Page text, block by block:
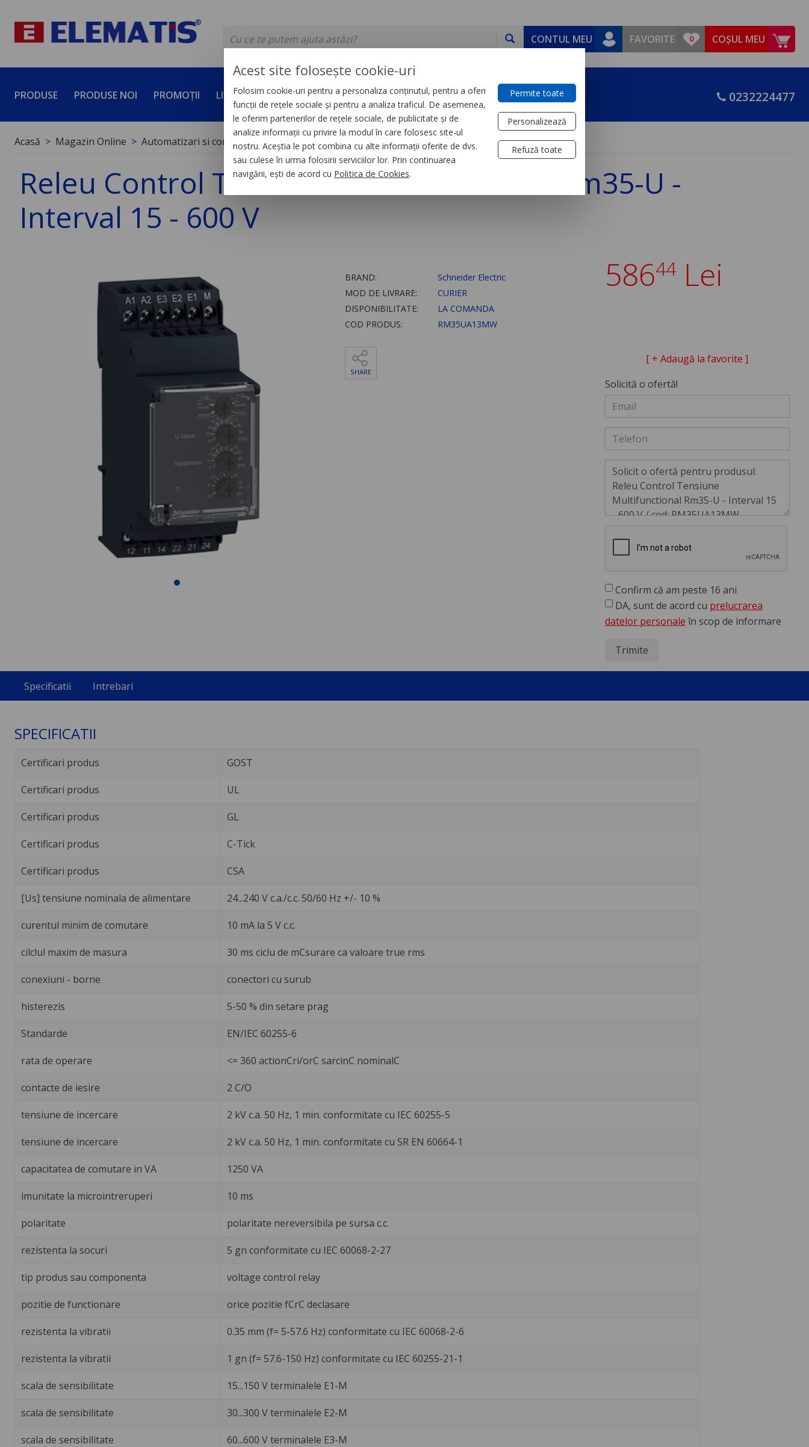
CONTUL MEU FAVORITE COȘUL MEU
PRODUSE PRODUSE NOI PROMOȚII LICHIDĂRI DE STOC SERVICII DEVINO PARTENER CONTACT 0232224477
Acasă Magazin Online Automatizari si control industrial Relee
Releu Control Tensiune Multifunctional Rm35-U -
Interval 15 - 600 V
BRAND:
Schneider Electric
MOD DE LIVRARE:
CURIER
DISPONIBILITATE:
LA COMANDA
COD PRODUS:
RM35UA13MW
SHARE
58644Lei
[ + Adaugă la favorite ]
Solicită o ofertă!
Confirm că am peste 16 ani
DA, sunt de acord cu prelucrarea
datelor personale în scop de informare
Trimite
Specificatii Intrebari
SPECIFICATII
Certificari produs GOST
Certificari produs UL
Certificari produs GL
Certificari produs C-Tick
Certificari produs CSA
[Us] tensiune nominala de alimentare 24...240 V c.a./c.c. 50/60 Hz +/- 10 %
curentul minim de comutare 10 mA la 5 V c.c.
cilclul maxim de masura 30 ms ciclu de mCsurare ca valoare true rms
conexiuni - borne conectori cu surub
histerezis 5-50 % din setare prag
Standarde EN/IEC 60255-6
rata de operare <= 360 actionCri/orC sarcinC nominalC
contacte de iesire 2 C/O
tensiune de incercare 2 kV c.a. 50 Hz, 1 min. conformitate cu IEC 60255-5
tensiune de incercare 2 kV c.a. 50 Hz, 1 min. conformitate cu SR EN 60664-1
capacitatea de comutare in VA 1250 VA
imunitate la microintreruperi 10 ms
polaritate polaritate nereversibila pe sursa c.c.
rezistenta la socuri 5 gn conformitate cu IEC 60068-2-27
tip produs sau componenta voltage control relay
pozitie de functionare orice pozitie fCrC declasare
rezistenta la vibratii 0.35 mm (f= 5-57.6 Hz) conformitate cu IEC 60068-2-6
rezistenta la vibratii 1 gn (f= 57.6-150 Hz) conformitate cu IEC 60255-21-1
scala de sensibilitate 15...150 V terminalele E1-M
scala de sensibilitate 30...300 V terminalele E2-M
scala de sensibilitate 60...600 V terminalele E3-M
Acest site folosește cookie-uri
Folosim cookie-uri pentru a personaliza conținutul, pentru a oferi
funcții de rețele sociale și pentru a analiza traficul. De asemenea,
le oferim partenerilor de rețele sociale, de publicitate și de
analize informații cu privire la modul în care folosesc site-ul
nostru. Aceștia le pot combina cu alte informații oferite de dvs.
sau culese în urma folosirii serviciilor lor. Prin continuarea
navigării, ești de acord cu Politica de Cookies.
Permite toate
Personalizează
Refuză toate